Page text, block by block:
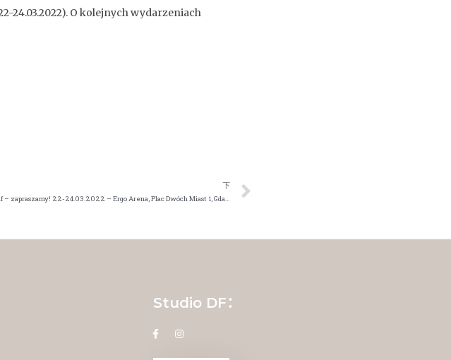
24.03.2022). O kolejnych wydarzeniach
下
Amberif – zapraszamy! 22-24.03.2022 – Ergo Arena, Plac Dwóch Miast 1, Gdańsk
Studio DF：